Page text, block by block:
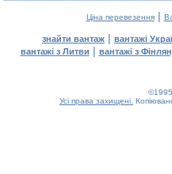
Ціна перевезення|
знайти вантаж | вантажі
вантажі з Литви | вантажі з
Усі права захищені.